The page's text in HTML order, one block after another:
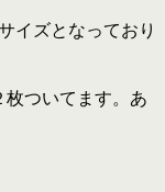
イズとなっており
ついてます。あ